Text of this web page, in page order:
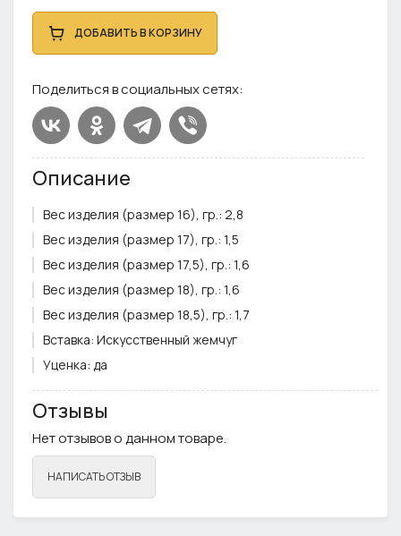
ДОБАВИТЬ В КОРЗИНУ
Поделиться в социальных сетях:
Описание
Вес изделия (размер 16), гр.: 2,8
Вес изделия (размер 17), гр.: 1,5
Вес изделия (размер 17,5), гр.: 1,6
Вес изделия (размер 18), гр.: 1,6
Вес изделия (размер 18,5), гр.: 1,7
Вставка: Искусственный жемчуг
Уценка: да
Цвет вставки: Белый
Цвет металла:
Отзывы
Нет отзывов о данном товаре.
НАПИСАТЬ ОТЗЫВ